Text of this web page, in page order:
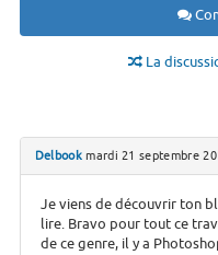
La
Delbookmardi 21 septembre
Je viens de découvrir ton
lire. Bravo pour tout ce
de ce genre, il y a